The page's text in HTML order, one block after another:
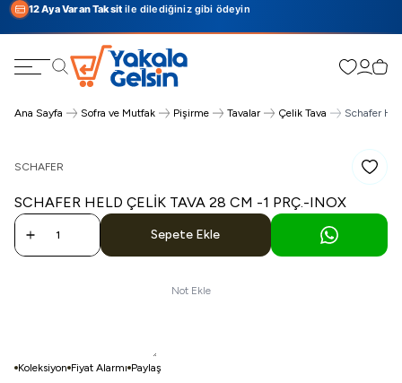
12 Aya Varan Taksit ile dilediğiniz gibi ödeyin
Favorilerim
Ana Sayfa Sofra ve Mutfak Pişirme Tavalar Çelik Tava Schafer
SCHAFER
SCHAFER HELD ÇELIK TAVA 28 CM -1 PRÇ.-INOX
Sepete Ekle
Not Ekle
Koleksiyon Fiyat Alarmı Paylaş